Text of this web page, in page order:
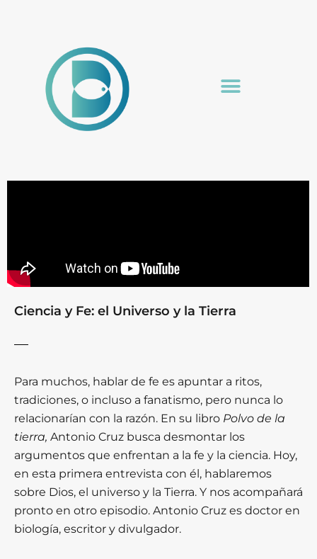
Ciencia y Fe: el Universo y la Tierra
Para muchos, hablar de fe es apuntar a ritos,
tradiciones, o incluso a fanatismo, pero nunca lo
relacionarían con la razón. En su libro Polvo de la
tierra, Antonio Cruz busca desmontar los
argumentos que enfrentan a la fe y la ciencia. Hoy,
en esta primera entrevista con él, hablaremos
sobre Dios, el universo y la Tierra. Y nos acompañará
pronto en otro episodio. Antonio Cruz es doctor en
biología, escritor y divulgador.